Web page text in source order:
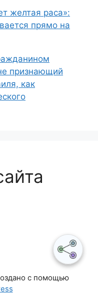
желтая раса»:
прямо на
признающий
как
с помощью